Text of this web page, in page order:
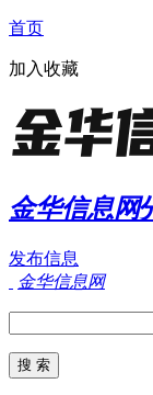
首页
加入收藏
金华信息网
发布信息
金华信息网